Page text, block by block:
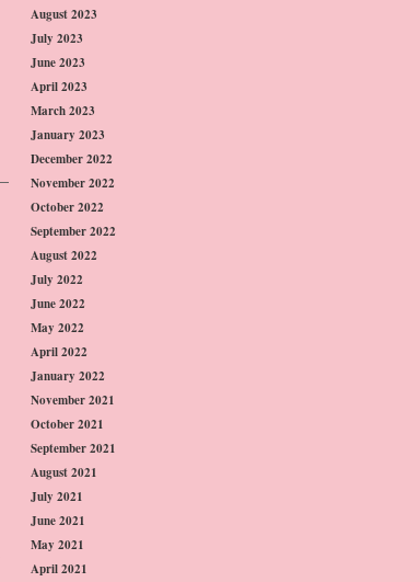
August 2023
July 2023
June 2023
April 2023
March 2023
January 2023
December 2022
November 2022
October 2022
September 2022
August 2022
July 2022
June 2022
May 2022
April 2022
January 2022
November 2021
October 2021
September 2021
August 2021
July 2021
June 2021
May 2021
April 2021